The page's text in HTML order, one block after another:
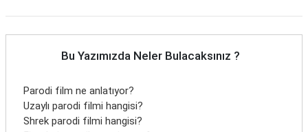
Bu Yazımızda Neler Bulacaksınız ?
Parodi film ne anlatıyor?
Uzaylı parodi filmi hangisi?
Shrek parodi filmi hangisi?